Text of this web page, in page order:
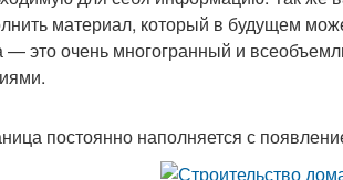
материал, который в будущем
— это очень многогранный и
постоянно наполняется с